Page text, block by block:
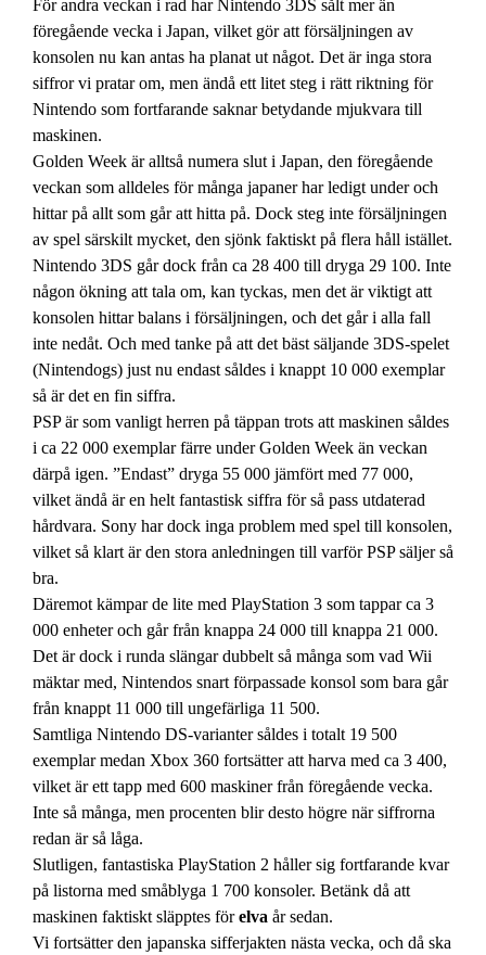
För andra veckan i rad har Nintendo 3DS sålt mer än
föregående vecka i Japan, vilket gör att försäljningen av
konsolen nu kan antas ha planat ut något. Det är inga stora
siffror vi pratar om, men ändå ett litet steg i rätt riktning för
Nintendo som fortfarande saknar betydande mjukvara till
maskinen.
Golden Week är alltså numera slut i Japan, den föregående
veckan som alldeles för många japaner har ledigt under och
hittar på allt som går att hitta på. Dock steg inte försäljningen
av spel särskilt mycket, den sjönk faktiskt på flera håll istället.
Nintendo 3DS går dock från ca 28 400 till dryga 29 100. Inte
någon ökning att tala om, kan tyckas, men det är viktigt att
konsolen hittar balans i försäljningen, och det går i alla fall
inte nedåt. Och med tanke på att det bäst säljande 3DS-spelet
(Nintendogs) just nu endast såldes i knappt 10 000 exemplar
så är det en fin siffra.
PSP är som vanligt herren på täppan trots att maskinen såldes
i ca 22 000 exemplar färre under Golden Week än veckan
därpå igen. ”Endast” dryga 55 000 jämfört med 77 000,
vilket ändå är en helt fantastisk siffra för så pass utdaterad
hårdvara. Sony har dock inga problem med spel till konsolen,
vilket så klart är den stora anledningen till varför PSP säljer så
bra.
Däremot kämpar de lite med PlayStation 3 som tappar ca 3
000 enheter och går från knappa 24 000 till knappa 21 000.
Det är dock i runda slängar dubbelt så många som vad Wii
mäktar med, Nintendos snart förpassade konsol som bara går
från knappt 11 000 till ungefärliga 11 500.
Samtliga Nintendo DS-varianter såldes i totalt 19 500
exemplar medan Xbox 360 fortsätter att harva med ca 3 400,
vilket är ett tapp med 600 maskiner från föregående vecka.
Inte så många, men procenten blir desto högre när siffrorna
redan är så låga.
Slutligen, fantastiska PlayStation 2 håller sig fortfarande kvar
på listorna med småblyga 1 700 konsoler. Betänk då att
maskinen faktiskt släpptes förelva år sedan.
Vi fortsätter den japanska sifferjakten nästa vecka, och då ska